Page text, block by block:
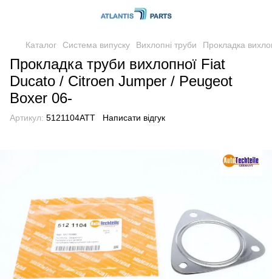
Каталог Система випуску Вихлопні труби Прокладка
Прокладка труби вихлопної Fiat
Ducato / Citroen Jumper / Peugeot
Boxer 06-
Артикул: 5121104ATT Написати відгук